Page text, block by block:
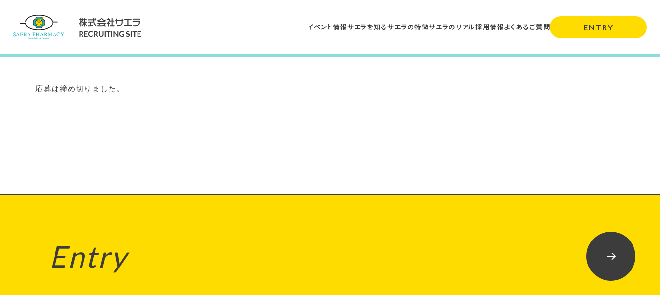
イベント情報サエラを知るサエラの特徴サエラのリアル採用情報よくあるご質問 ENTRY
Internship
応募は締め切りました。
Entry